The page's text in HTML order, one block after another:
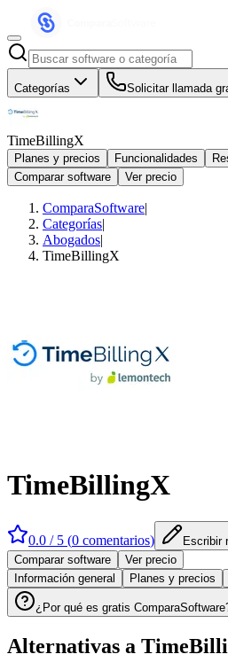
Categorías Solicitar llamada
TimeBillingX
Planes y precios Funcionalidades
Comparar software
Ver precio
ComparaSoftware|
Categorías|
Abogados|
TimeBillingX
TimeBillingX
0.0 / 5 (0 comentarios)
Escribir
Comparar software
Ver precio
Información general
Planes y precios
¿Por qué es gratis
Alternativas a